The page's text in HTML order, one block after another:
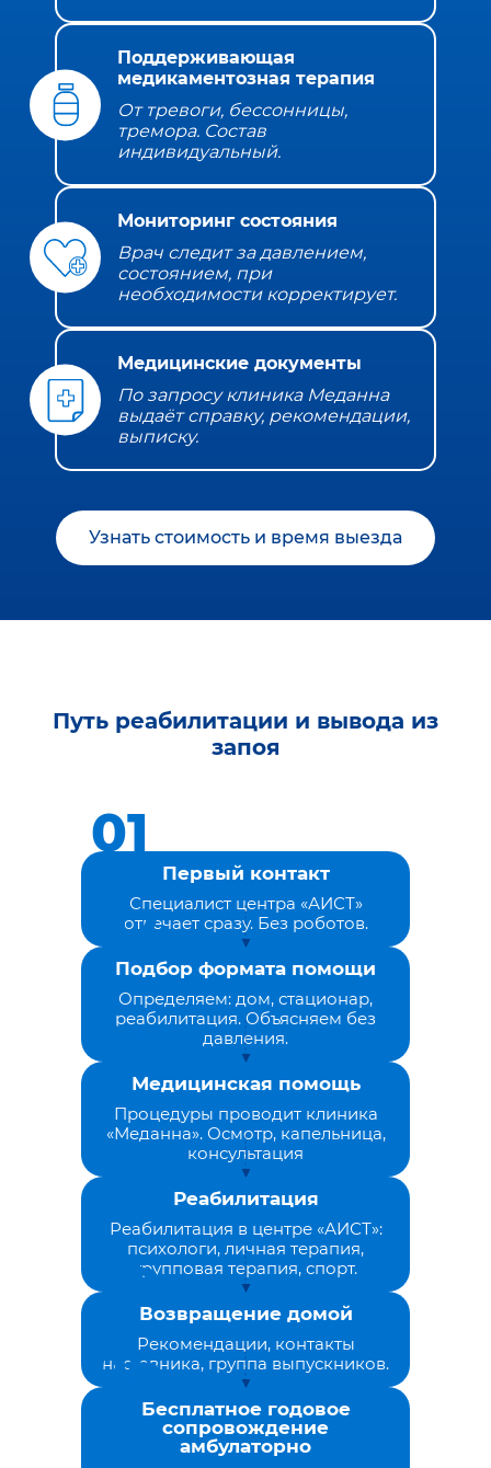
Поддерживающая
медикаментозная терапия
От тревоги, бессонницы,
тремора. Состав
индивидуальный.
Мониторинг состояния
Врач следит за давлением,
состоянием, при
необходимости корректирует.
Медицинские документы
По запросу клиника Меданна
выдаёт справку, рекомендации,
выписку.
Узнать стоимость и время выезда
Путь реабилитации и вывода из
запоя
Первый контакт
Специалист центра «АИСТ»
отвечает сразу. Без роботов.
Подбор формата помощи
Определяем: дом, стационар,
реабилитация. Объясняем без
давления.
Медицинская помощь
Процедуры проводит клиника
«Меданна». Осмотр, капельница,
консультация
Реабилитация
Реабилитация в центре «АИСТ»:
психологи, личная терапия,
групповая терапия, спорт.
Возвращение домой
Рекомендации, контакты
наставника, группа выпускников.
Бесплатное годовое
сопровождение
амбулаторно